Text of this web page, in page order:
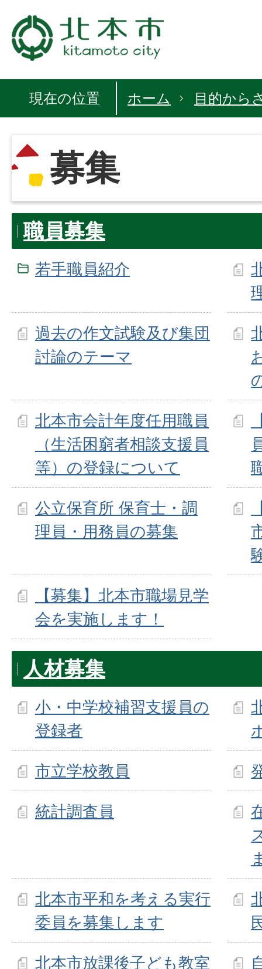
現在の位置 ホーム 目的から
募集
職員募集
若手職員紹介
過去の作文試験及び集団
討論のテーマ
北本市会計年度任用職員
（生活困窮者相談支援員
等）の登録について
公立保育所 保育士・調
理員・用務員の募集
【募集】北本市職場見学
会を実施します！
人材募集
小・中学校補習支援員の
登録者
市立学校教員
統計調査員
北本市平和を考える実行
委員を募集します
北本市放課後子ども教室